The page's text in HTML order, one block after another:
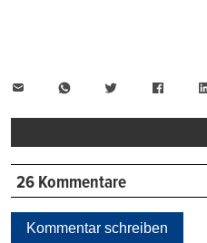
WhatsAppTwitter
26 Kommentare
Kommentar schreiben